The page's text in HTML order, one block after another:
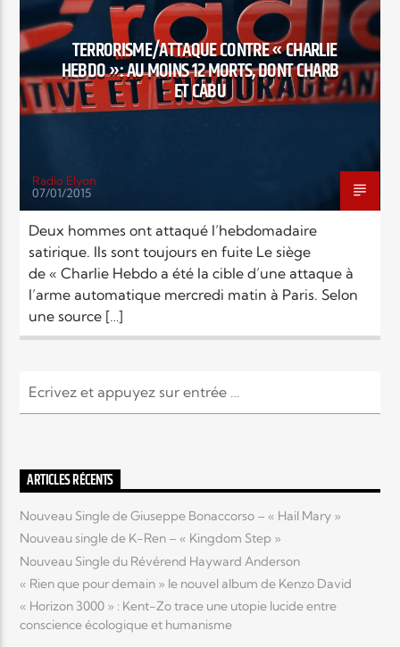
TITRE
ARTISTE
Radio Elyon
Elyon Rhema
Elyon Kids
TERRORISME/ATTAQUE CONTRE « CHARLIE
HEBDO »: AU MOINS 12 MORTS, DONT CHARB
ET CABU
Radio Elyon
07/01/2015
Deux hommes ont attaqué l’hebdomadaire
satirique. Ils sont toujours en fuite Le siège
de « Charlie Hebdo a été la cible d’une attaque à
l’arme automatique mercredi matin à Paris. Selon
une source […]
ARTICLES RÉCENTS
Nouveau Single de Giuseppe Bonaccorso – « Hail Mary »
Nouveau single de K-Ren – « Kingdom Step »
Nouveau Single du Révérend Hayward Anderson
« Rien que pour demain » le nouvel album de Kenzo David
« Horizon 3000 » : Kent-Zo trace une utopie lucide entre
conscience écologique et humanisme